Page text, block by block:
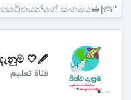
"🥧|🥪කෑම පෙරේතයන්ගේ සංගමය ||🤍
🖋️🤍 විශ්ව දැනුම.. 🤍📚
قناة تعليم